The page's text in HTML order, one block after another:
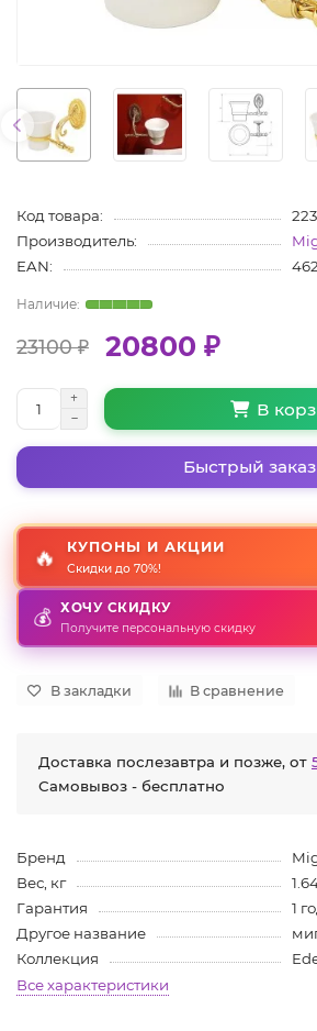
Код товара:
Производитель:
EAN:
23100 ₽ 20800 ₽
В
Быстрый заказ
🔥 КУПОНЫ И АКЦИИ
Скидки до 70%!
💰 ХОЧУ СКИДКУ
Получите персональную скидку
В закладки В сравнение
Доставка послезавтра и позже, от
Самовывоз - бесплатно
Бренд
Вес, кг
Гарантия
1
Другое название
Коллекция
Все характеристики